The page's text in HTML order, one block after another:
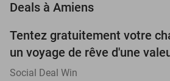
Deals à Amiens
Tentez gratuitement votre
un voyage de rêve d'une
Social Deal Win